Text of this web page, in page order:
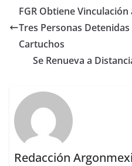
FGR Obtiene
Tres Personas
Cartuchos
Se Renueva a
Redacción